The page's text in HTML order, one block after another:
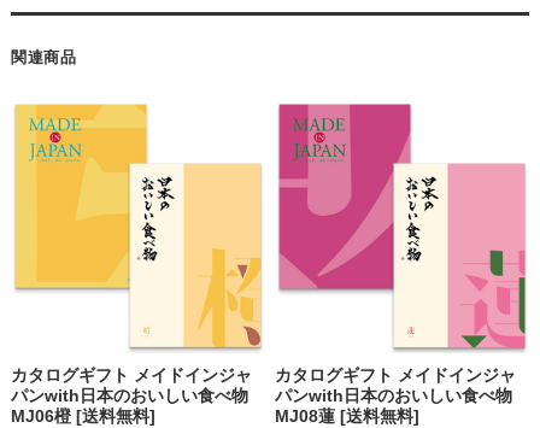
関連商品
カタログギフト メイドインジャ
パンwith日本のおいしい食べ物
MJ06橙 [送料無料]
カタログギフト メイドインジャ
パンwith日本のおいしい食べ物
MJ08蓮 [送料無料]